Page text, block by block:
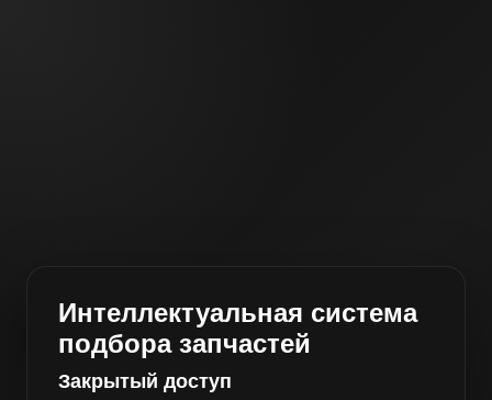
Интеллектуальная система
подбора запчастей
Закрытый доступ